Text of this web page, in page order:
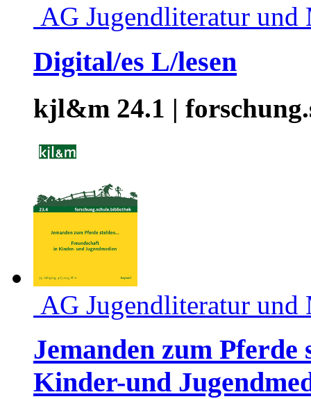
AG Jugendliteratur und
Digital/es L/lesen
kjl&m 24.1 |
AG Jugendliteratur
Jemanden zum
Kinder-und